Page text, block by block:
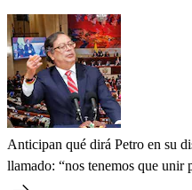
Anticipan qué dirá Petro en su
llamado: “nos tenemos que unir